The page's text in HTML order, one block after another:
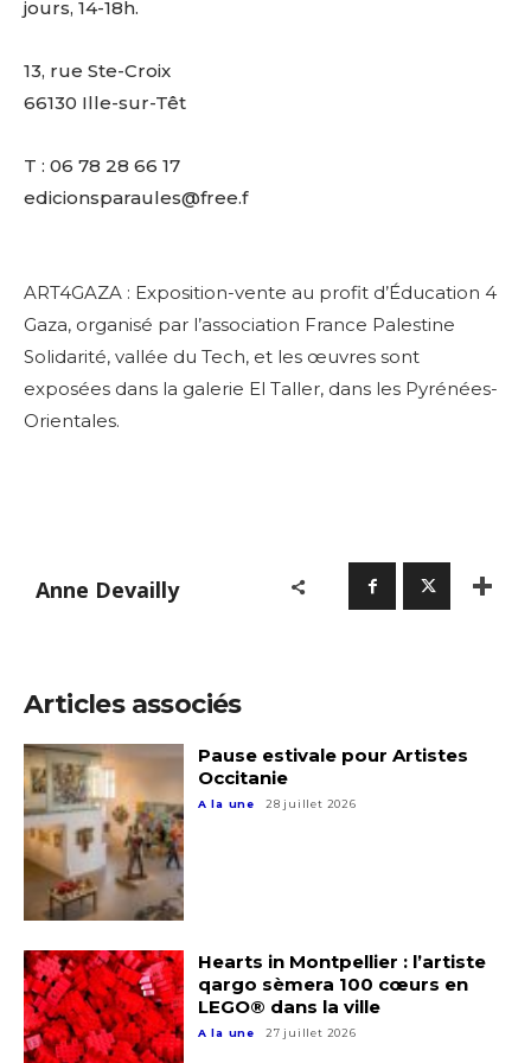
Adresse email*
Nom
jours, 14-18h.
13, rue Ste-Croix
66130 Ille-sur-Têt
T : 06 78 28 66 17
edicionsparaules@free.f
ART4GAZA : Exposition-vente au profit d’Éducation 4
Gaza, organisé par l’association France Palestine
Solidarité, vallée du Tech, et les œuvres sont
exposées dans la galerie El Taller, dans les Pyrénées-
Orientales.
Anne Devailly
Articles associés
Pause estivale pour Artistes
Occitanie
A la une 28 juillet 2026
Hearts in Montpellier : l’artiste
qargo sèmera 100 cœurs en
LEGO® dans la ville
A la une 27 juillet 2026